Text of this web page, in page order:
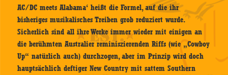
AC/DC meets Alabama‘ heißt die Formel, auf die ihr
bisheriges musikalisches Treiben grob reduziert wurde.
Sicherlich sind all ihre Werke immer wieder mit einigen an
die berühmten Australier reminiszierenden Riffs (wie „Cowboy
Up“ natürlich auch) durchzogen, aber im Prinzip wird doch
hauptsächlich deftiger New Country mit sattem Southern